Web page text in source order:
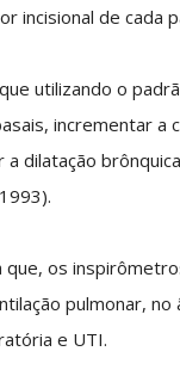
incisional de cada
utilizando o
incrementar a
dilatação
os
pulmonar,
e UTI.